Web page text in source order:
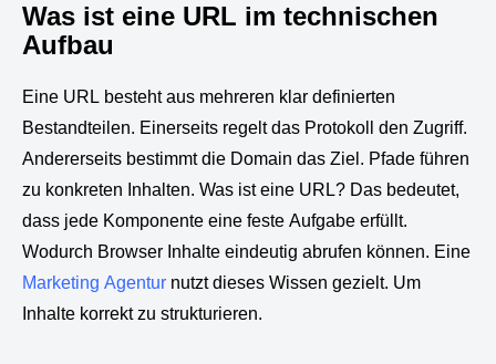
Was ist eine URL im technischen
Aufbau
Eine URL besteht aus mehreren klar definierten
Bestandteilen. Einerseits regelt das Protokoll den Zugriff.
Andererseits bestimmt die Domain das Ziel. Pfade führen
zu konkreten Inhalten. Was ist eine URL? Das bedeutet,
dass jede Komponente eine feste Aufgabe erfüllt.
Wodurch Browser Inhalte eindeutig abrufen können. Eine
Marketing Agentur nutzt dieses Wissen gezielt. Um
Inhalte korrekt zu strukturieren.